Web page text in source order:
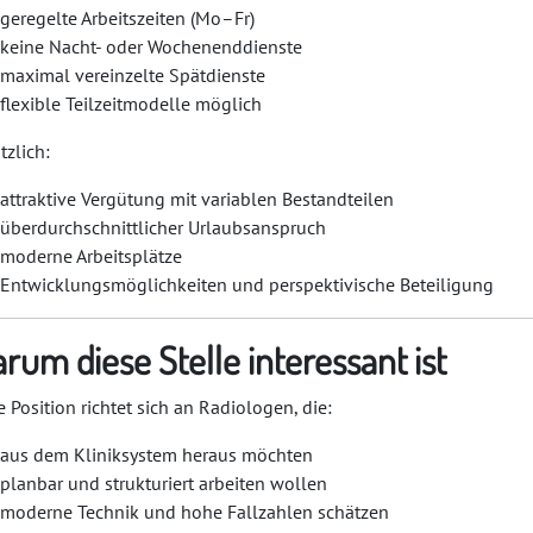
geregelte Arbeitszeiten (Mo–Fr)
keine Nacht- oder Wochenenddienste
maximal vereinzelte Spätdienste
flexible Teilzeitmodelle möglich
attraktive Vergütung mit variablen Bestandteilen
überdurchschnittlicher Urlaubsanspruch
moderne Arbeitsplätze
Entwicklungsmöglichkeiten und perspektivische Beteiligung
diese Stelle interessant ist
Position richtet sich an Radiologen, die:
aus dem Kliniksystem heraus möchten
planbar und strukturiert arbeiten wollen
moderne Technik und hohe Fallzahlen schätzen